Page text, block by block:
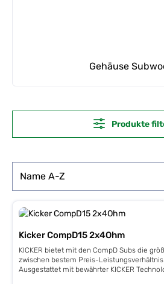
Gehäuse
Produkte
Kicker CompD15 2x4Ohm
KICKER bietet mit den CompD Subs die
zwischen bestem Preis-Leistungsverhältnis
Ausgestattet mit bewährter KICKER